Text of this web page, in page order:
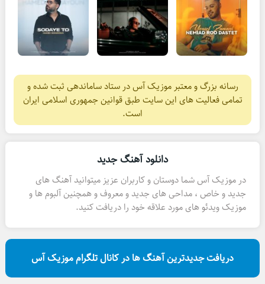
رسانه بزرگ و معتبر موزیک آس در ستاد ساماندهی ثبت شده و
تمامی فعالیت های این سایت طبق قوانین جمهوری اسلامی ایران
است.
دانلود آهنگ جدید
در موزیک آس شما دوستان و کاربران عزیز میتوانید آهنگ های
جدید و خاص ، مداحی های جدید و معروف و همچنین آلبوم ها و
موزیک ویدئو های مورد علاقه خود را دریافت کنید.
دریافت جدیدترین آهنگ ها در کانال تلگرام موزیک آس